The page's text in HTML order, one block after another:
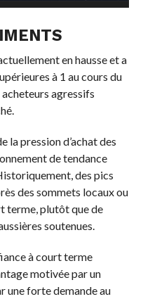
en hausse et a
à 1 au cours du
agressifs
la pression d’achat des
de tendance
des pics
des sommets locaux ou
terme, plutôt que de
soutenues.
à court terme
motivée par un
une forte demande au